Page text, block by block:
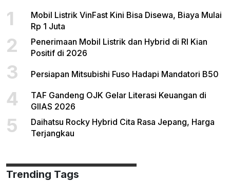
1
Mobil Listrik VinFast Kini Bisa Disewa, Biaya Mulai
Rp 1 Juta
2
Penerimaan Mobil Listrik dan Hybrid di RI Kian
Positif di 2026
3 Persiapan Mitsubishi Fuso Hadapi Mandatori B50
4
TAF Gandeng OJK Gelar Literasi Keuangan di
GIIAS 2026
5
Daihatsu Rocky Hybrid Cita Rasa Jepang, Harga
Terjangkau
Trending Tags